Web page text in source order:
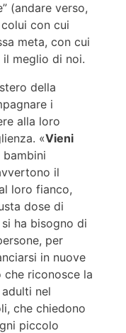
(andare verso,
con cui
meta, con cui
meglio di noi.
della
i
alla loro
«Vieni
bambini
il
loro fianco,
dose di
ha bisogno di
per
in nuove
che riconosce la
nel
che chiedono
piccolo